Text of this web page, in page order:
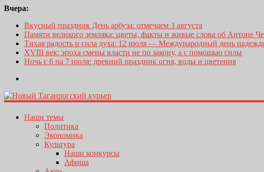
Вчера:
Вкусный праздник День арбуза: отмечаем 3 августа
Памяти великого земляка: цветы, факты и живые слова об Антоне
Тихая радость и сила духа: 12 июля — Международный день
XVIII век: эпоха смены власти не по закону, а с помощью силы
Ночь с 6 на 7 июля: древний праздник огня, воды и цветения
Наши темы
Политика
Экономика
Культура
Наши конкурсы
Афиша